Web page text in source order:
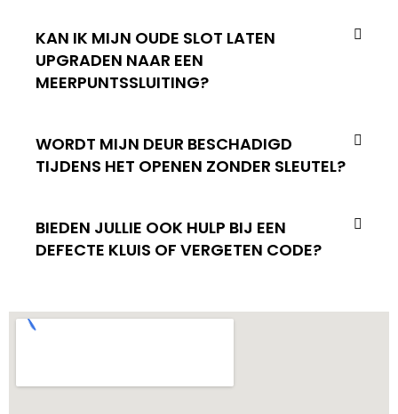
KAN IK MIJN OUDE SLOT LATEN
UPGRADEN NAAR EEN
MEERPUNTSSLUITING?
WORDT MIJN DEUR BESCHADIGD
TIJDENS HET OPENEN ZONDER SLEUTEL?
BIEDEN JULLIE OOK HULP BIJ EEN
DEFECTE KLUIS OF VERGETEN CODE?